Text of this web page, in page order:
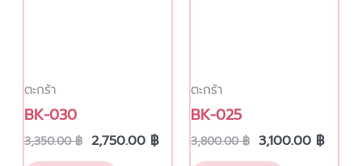
ตะกร้า
BK-030
3,350.00฿ 2,750.00 ฿
ตะกร้า
BK-025
3,800.00฿ 3,100.00 ฿